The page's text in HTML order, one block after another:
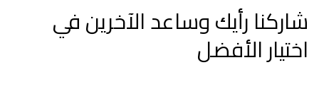
شاركنا رأيك وساعد الآخرين في
اختيار الأفضل